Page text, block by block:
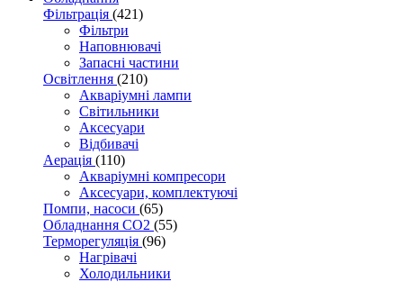
Фільтрація (421)
Фільтри
Наповнювачі
Запасні частини
Освітлення (210)
Акваріумні лампи
Світильники
Аксесуари
Відбивачі
Аерація (110)
Акваріумні компресори
Аксесуари, комплектуючі
Помпи, насоси (65)
Обладнання CO2 (55)
Терморегуляція (96)
Нагрівачі
Холодильники